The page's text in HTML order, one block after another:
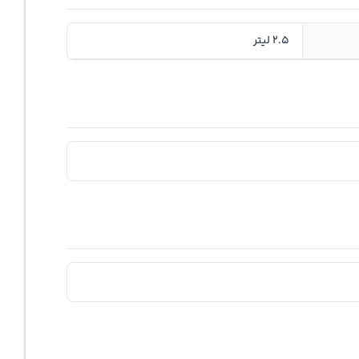
2.5 لیتر